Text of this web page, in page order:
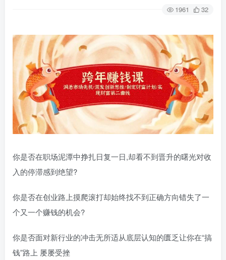
1961 32
你是否在职场泥潭中挣扎日复一日,却看不到晋升的曙光对收
入的停滞感到绝望?
你是否在创业路上摸爬滚打却始终找不到正确方向错失了一
个又一个赚钱的机会?
你是否面对新行业的冲击无所适从底层认知的匮乏让你在“搞
钱”路上 屡屡受挫